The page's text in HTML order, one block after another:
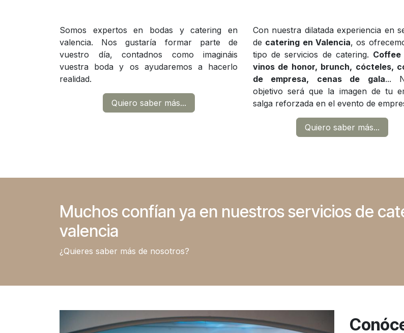
Somos expertos en bodas y catering en
valencia. Nos gustaría formar parte de
vuestro día, contadnos como imagináis
vuestra boda y os ayudaremos a hacerlo
realidad.
Quiero saber más...
Con nuestra dilatada experiencia en
de catering en Valencia, os
tipo de servicios de catering. Coffee
vinos de honor, brunch, cócteles,
de empresa, cenas de gala...
objetivo será que la imagen de tu
salga reforzada en el evento de
Quiero saber más...
Muchos confían ya en nuestros servicios de
valencia
¿Quieres saber más de nosotros?